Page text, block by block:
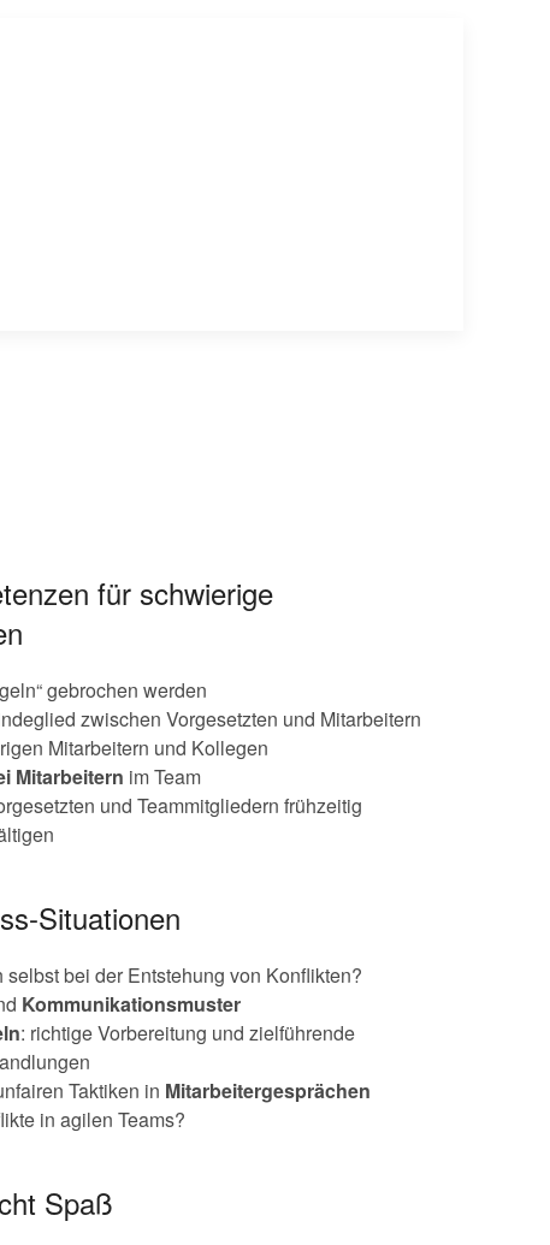
für schwierige
gebrochen werden
zwischen Vorgesetzten und Mitarbeitern
Mitarbeitern und Kollegen
Mitarbeitern im Team
und Teammitgliedern frühzeitig
Situationen
bei der Entstehung von Konflikten?
Kommunikationsmuster
: richtige Vorbereitung und zielführende
Taktiken in Mitarbeitergesprächen
in agilen Teams?
Spaß